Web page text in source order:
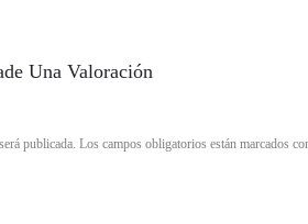
Una Valoración
publicada. Los campos obligatorios están marcados